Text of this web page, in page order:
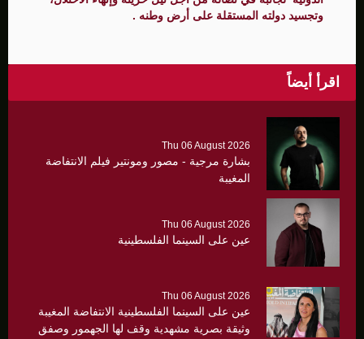
وتجسيد دولته المستقلة على أرض وطنه .
اقرأ أيضاً
Thu 06 August 2026
بشارة مرجية - مصور ومونتير فيلم الانتفاضة
المغيبة
Thu 06 August 2026
عين على السينما الفلسطينية
Thu 06 August 2026
عين على السينما الفلسطينية الانتفاضة المغيبة
وثيقة بصرية مشهدية وقف لها الجهمور وصفق